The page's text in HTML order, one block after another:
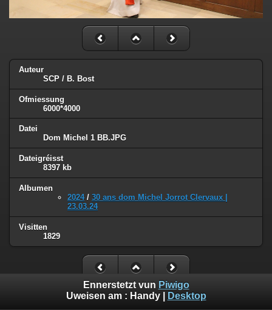
Auteur
SCP / B. Bost
Ofmiessung
6000*4000
Datei
Dom Michel 1 BB.JPG
Dateigréisst
8397 kb
Albumen
2024/ 30 ans dom Michel Jorrot Clervaux |
23.03.24
Visitten
1829
Ennerstetzt vun Piwigo
Uweisen am : Handy| Desktop